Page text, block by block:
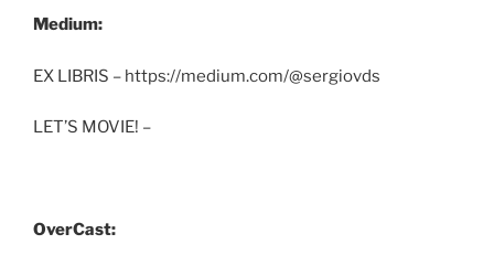
Medium:
EX LIBRIS – https://medium.com/@sergiovds
LET’S MOVIE! –
OverCast: